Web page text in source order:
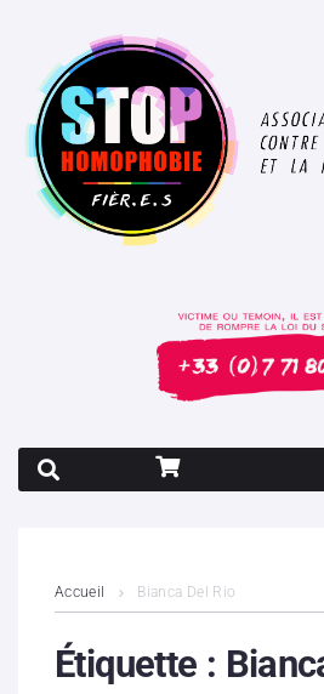
Contenus litigieux
Accueil Bianca Del Rio
Étiquette :